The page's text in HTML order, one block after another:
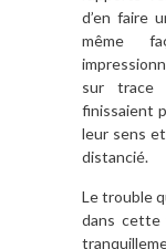
d’en faire
même
sur trace
finissaient
leur sens
distancié.
Le trouble
dans cette